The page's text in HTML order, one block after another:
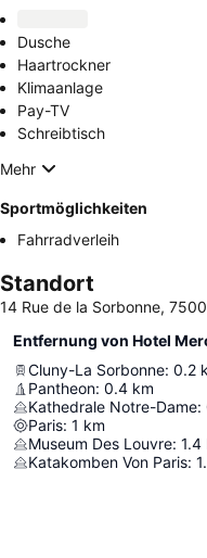
Dusche
Haartrockner
Klimaanlage
Pay-TV
Schreibtisch
Mehr
Sportmöglichkeiten
Fahrradverleih
Standort
14 Rue de la Sorbonne,
Entfernung von Hotel
Cluny-La Sorbonne: 0.2
Pantheon: 0.4 km
Kathedrale Notre-Dame:
Paris: 1 km
Museum Des Louvre: 1.4
Katakomben Von Paris: